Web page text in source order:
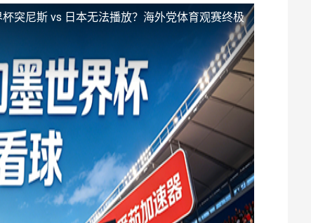
突尼斯 vs 日本无法播放？海外党体育观赛终极